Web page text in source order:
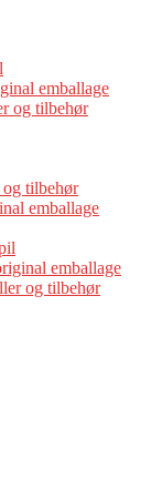
emballage
og tilbehør
tilbehør
emballage
emballage
og tilbehør